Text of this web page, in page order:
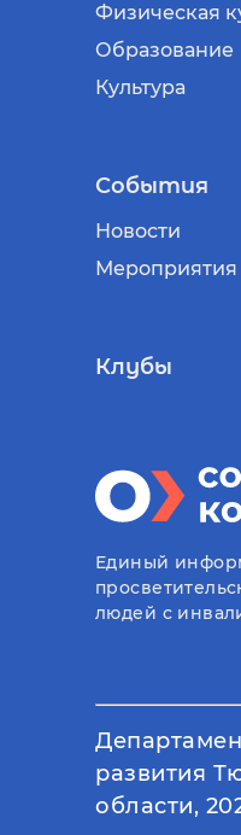
Физическая
Образование
Культура
События
Новости
Мероприятия
Клубы
Единый
людей с
развития
области,